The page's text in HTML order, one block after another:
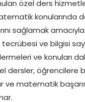
özel ders
konularında
sağlamak
ve bilgisi
ve konuları
dersler, öğrencilere
ve matematik